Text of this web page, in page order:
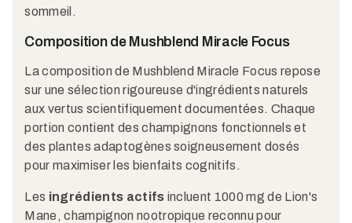
sommeil.
Composition de Mushblend Miracle Focus
La composition de Mushblend Miracle Focus repose
sur une sélection rigoureuse d'ingrédients naturels
aux vertus scientifiquement documentées. Chaque
portion contient des champignons fonctionnels et
des plantes adaptogènes soigneusement dosés
pour maximiser les bienfaits cognitifs.
Les ingrédients actifs incluent 1000 mg de Lion's
Mane, champignon nootropique reconnu pour